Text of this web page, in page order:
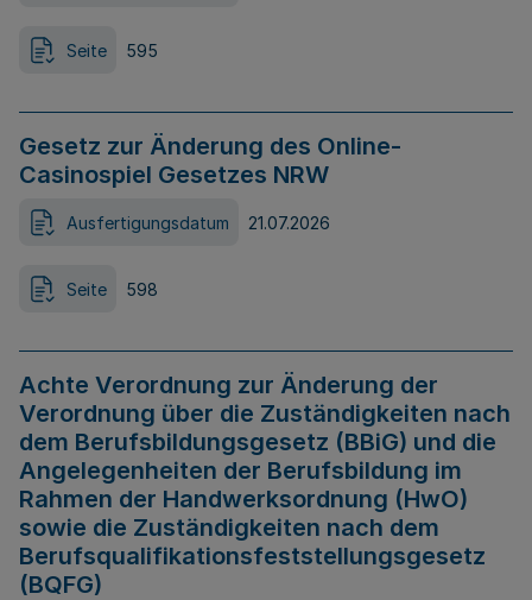
Seite 595
Gesetz zur Änderung des Online-
Casinospiel Gesetzes NRW
Ausfertigungsdatum 21.07.2026
Seite 598
Achte Verordnung zur Änderung der
Verordnung über die Zuständigkeiten nach
dem Berufsbildungsgesetz (BBiG) und die
Angelegenheiten der Berufsbildung im
Rahmen der Handwerksordnung (HwO)
sowie die Zuständigkeiten nach dem
Berufsqualifikationsfeststellungsgesetz
(BQFG)